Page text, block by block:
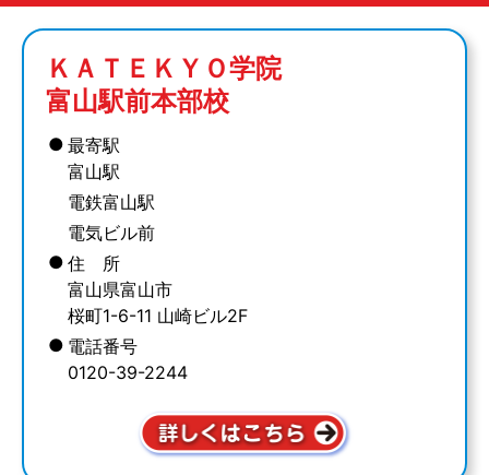
ＫＡＴＥＫＹＯ学院
富山駅前本部校
● 最寄駅
富山駅
電鉄富山駅
電気ビル前
● 住 所
富山県富山市
桜町1-6-11 山崎ビル2F
● 電話番号
0120-39-2244